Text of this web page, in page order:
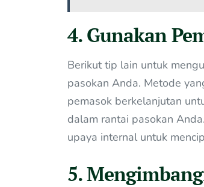
4. Gunakan
Berikut tip lain untuk
pasokan Anda. Metode
pemasok berkelanjutan
dalam rantai pasokan
upaya internal untuk
5.